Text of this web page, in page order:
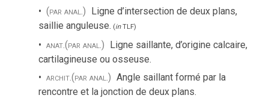
(par anal.) Ligne d’intersection de deux plans,
saillie anguleuse. (inTLF)
anat.(par anal.) Ligne saillante, d’origine calcaire,
cartilagineuse ou osseuse.
archit.(par anal.) Angle saillant formé par la
rencontre et la jonction de deux plans.